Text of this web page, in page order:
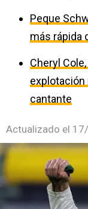
Peque
más rápida
Cheryl
explotación
cantante
Actualizado el